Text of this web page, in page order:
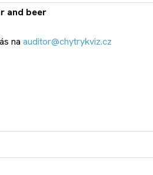
and beer
na auditor@chytrykviz.cz